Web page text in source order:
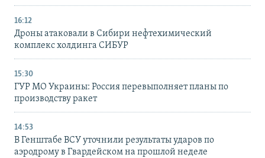
16:12
Дроны атаковали в Сибири нефтехимический
комплекс холдинга СИБУР
15:30
ГУР МО Украины: Россия перевыполняет планы по
производству ракет
14:53
В Генштабе ВСУ уточнили результаты ударов по
аэродрому в Гвардейском на прошлой неделе